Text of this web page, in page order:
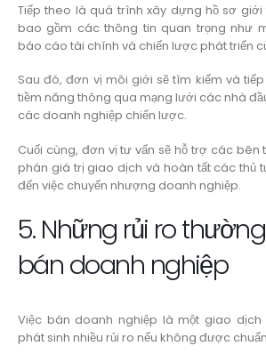
Tiếp theo là quá trình xây dựng hồ sơ giới
bao gồm các thông tin quan trọng như
báo cáo tài chính và chiến lược phát triển
Sau đó, đơn vị môi giới sẽ tìm kiếm và
tiềm năng thông qua mạng lưới các nhà
các doanh nghiệp chiến lược.
Cuối cùng, đơn vị tư vấn sẽ hỗ trợ các
phán giá trị giao dịch và hoàn tất các thủ
đến việc chuyển nhượng doanh nghiệp.
5. Những rủi ro
bán doanh nghiệp
Việc bán doanh nghiệp là một giao
phát sinh nhiều rủi ro nếu không được